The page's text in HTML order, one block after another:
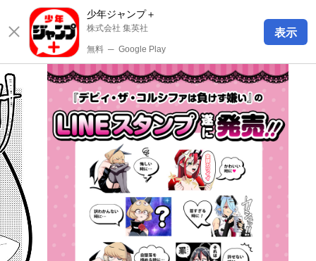
少年ジャンプ＋
株式会社 集英社
無料 ─ Google Play
表示